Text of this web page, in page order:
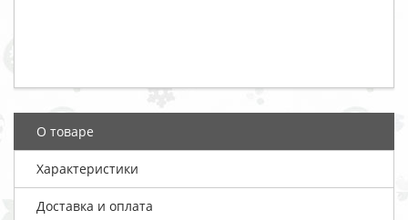
О товаре
Характеристики
Доставка и оплата